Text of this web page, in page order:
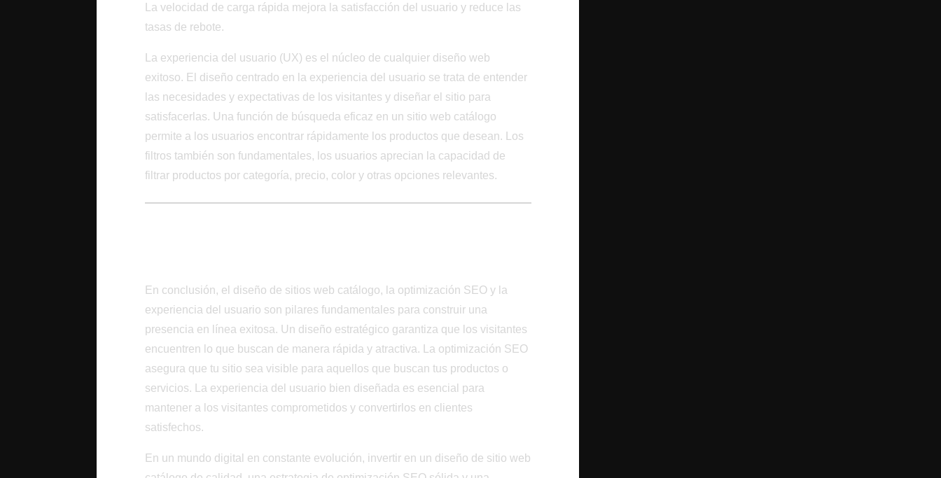
La velocidad de carga rápida mejora la satisfacción del usuario y reduce las
tasas de rebote.
La experiencia del usuario (UX) es el núcleo de cualquier diseño web
exitoso. El diseño centrado en la experiencia del usuario se trata de entender
las necesidades y expectativas de los visitantes y diseñar el sitio para
satisfacerlas. Una función de búsqueda eficaz en un sitio web catálogo
permite a los usuarios encontrar rápidamente los productos que desean. Los
filtros también son fundamentales, los usuarios aprecian la capacidad de
filtrar productos por categoría, precio, color y otras opciones relevantes.
En conclusión, el diseño de sitios web catálogo, la optimización SEO y la
experiencia del usuario son pilares fundamentales para construir una
presencia en línea exitosa. Un diseño estratégico garantiza que los visitantes
encuentren lo que buscan de manera rápida y atractiva. La optimización SEO
asegura que tu sitio sea visible para aquellos que buscan tus productos o
servicios. La experiencia del usuario bien diseñada es esencial para
mantener a los visitantes comprometidos y convertirlos en clientes
satisfechos.
En un mundo digital en constante evolución, invertir en un diseño de sitio web